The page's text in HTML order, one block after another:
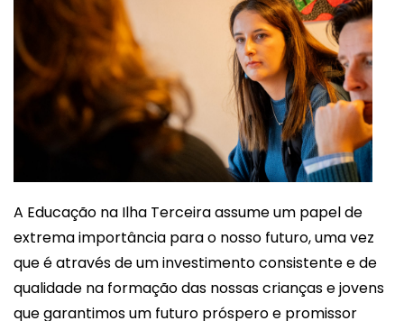
A Educação na Ilha Terceira assume um papel de
extrema importância para o nosso futuro, uma vez
que é através de um investimento consistente e de
qualidade na formação das nossas crianças e jovens
que garantimos um futuro próspero e promissor